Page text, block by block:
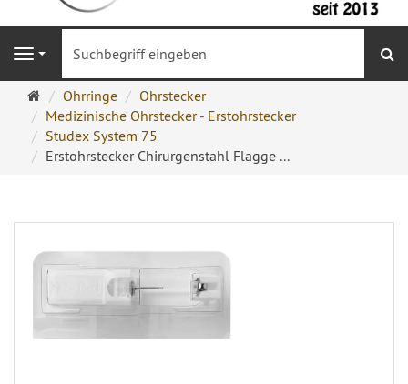
Navigation
Ohrringe
Ohrstecker
Onlineshop
Ohrringe
Ohrstecker
Medizinische Ohrstecker - Erstohrstecker
Studex System 75
Erstohrstecker Chirurgenstahl Flagge ...